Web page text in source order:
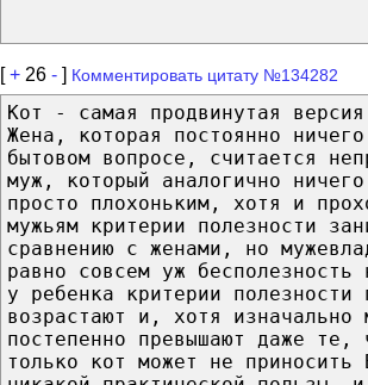
[+ 26 - ] Комментировать цитату №134282
Кот - самая продвинутая
Жена, которая постоянно
бытовом вопросе, считается
муж, который аналогично
просто плохоньким, хотя и
мужьям критерии полезности
сравнению с женами, но
равно совсем уж бесполезность
у ребенка критерии полезности
возрастают и, хотя изначально
постепенно превышают даже
только кот может не приносить